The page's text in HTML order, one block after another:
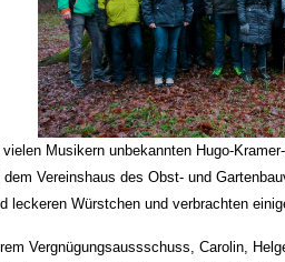
Musikern unbekannten Hugo-
dem Vereinshaus des Obst- und
leckeren Würstchen und verbrachten
Vergnügungsaussschuss, Carolin,